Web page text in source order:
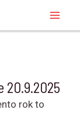
20.9.2025
rok to